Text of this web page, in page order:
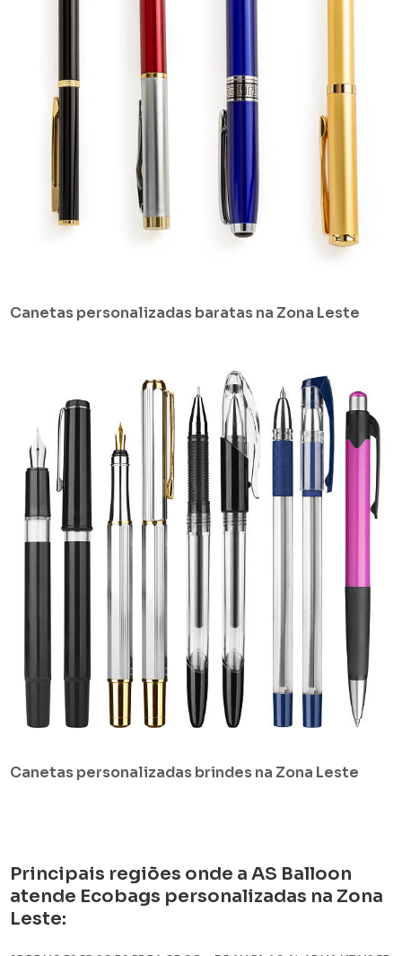
Canetas personalizadas baratas na Zona Leste
Canetas personalizadas brindes na Zona Leste
Principais regiões onde a AS Balloon
atende Ecobags personalizadas na Zona
Leste: